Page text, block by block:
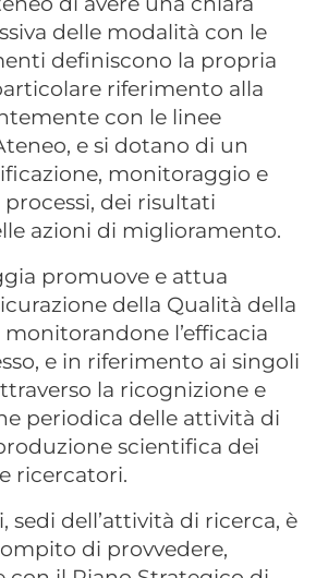
delle modalità con le
definiscono la propria
riferimento alla
con le linee
e si dotano di un
monitoraggio e
dei risultati
azioni di miglioramento.
promuove e attua
della Qualità della
monitorandone l’efficacia
e in riferimento ai singoli
la ricognizione e
periodica delle attività di
scientifica dei
ricercatori.
dell’attività di ricerca, è
di provvedere,